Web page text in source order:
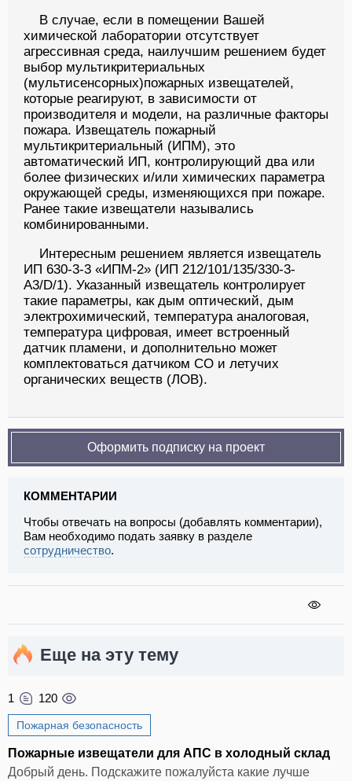
В случае, если в помещении Вашей
химической лаборатории отсутствует
агрессивная среда, наилучшим решением будет
выбор мультикритериальных
(мультисенсорных)пожарных извещателей,
которые реагируют, в зависимости от
производителя и модели, на различные факторы
пожара. Извещатель пожарный
мультикритериальный (ИПМ), это
автоматический ИП, контролирующий два или
более физических и/или химических параметра
окружающей среды, изменяющихся при пожаре.
Ранее такие извещатели назывались
комбинированными.
Интересным решением является извещатель
ИП 630-3-3 «ИПМ-2» (ИП 212/101/135/330-3-
A3/D/1). Указанный извещатель контролирует
такие параметры, как дым оптический, дым
электрохимический, температура аналоговая,
температура цифровая, имеет встроенный
датчик пламени, и дополнительно может
комплектоваться датчиком СО и летучих
органических веществ (ЛОВ).
Оформить подписку на проект
КОММЕНТАРИИ
Чтобы отвечать на вопросы (добавлять комментарии),
Вам необходимо подать заявку в разделе
сотрудничество.
Еще на эту тему
1 120
Пожарная безопасность
Пожарные извещатели для АПС в холодный склад
Добрый день. Подскажите пожалуйста какие лучше